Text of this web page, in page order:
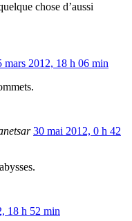
chose d’aussi
mars 2012, 18 h 06 min
30 mai 2012, 0 h 42
18 h 52 min